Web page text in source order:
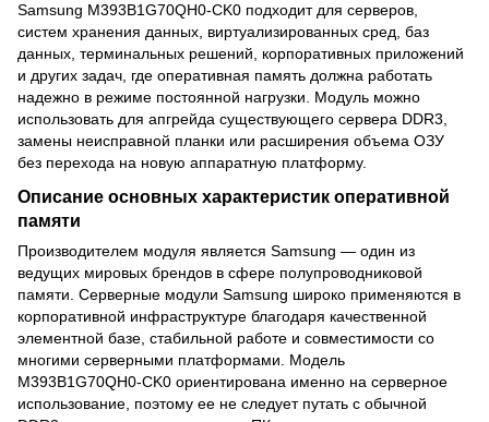
Samsung M393B1G70QH0-CK0 подходит для серверов,
систем хранения данных, виртуализированных сред, баз
данных, терминальных решений, корпоративных приложений
и других задач, где оперативная память должна работать
надежно в режиме постоянной нагрузки. Модуль можно
использовать для апгрейда существующего сервера DDR3,
замены неисправной планки или расширения объема ОЗУ
без перехода на новую аппаратную платформу.
Описание основных характеристик оперативной
памяти
Производителем модуля является Samsung — один из
ведущих мировых брендов в сфере полупроводниковой
памяти. Серверные модули Samsung широко применяются в
корпоративной инфраструктуре благодаря качественной
элементной базе, стабильной работе и совместимости со
многими серверными платформами. Модель
M393B1G70QH0-CK0 ориентирована именно на серверное
использование, поэтому ее не следует путать с обычной